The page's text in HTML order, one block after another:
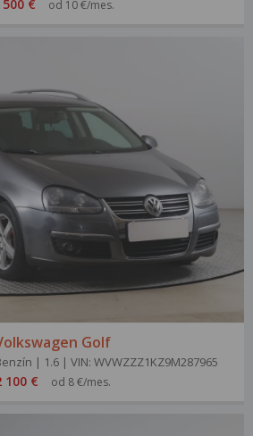
500 € od 10 €/mes.
Golf
| 1.6 | VIN: WVWZZZ1KZ9M287965
100 € od 8 €/mes.